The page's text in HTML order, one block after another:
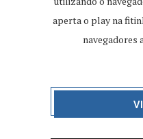
aperta o play na
navegadores